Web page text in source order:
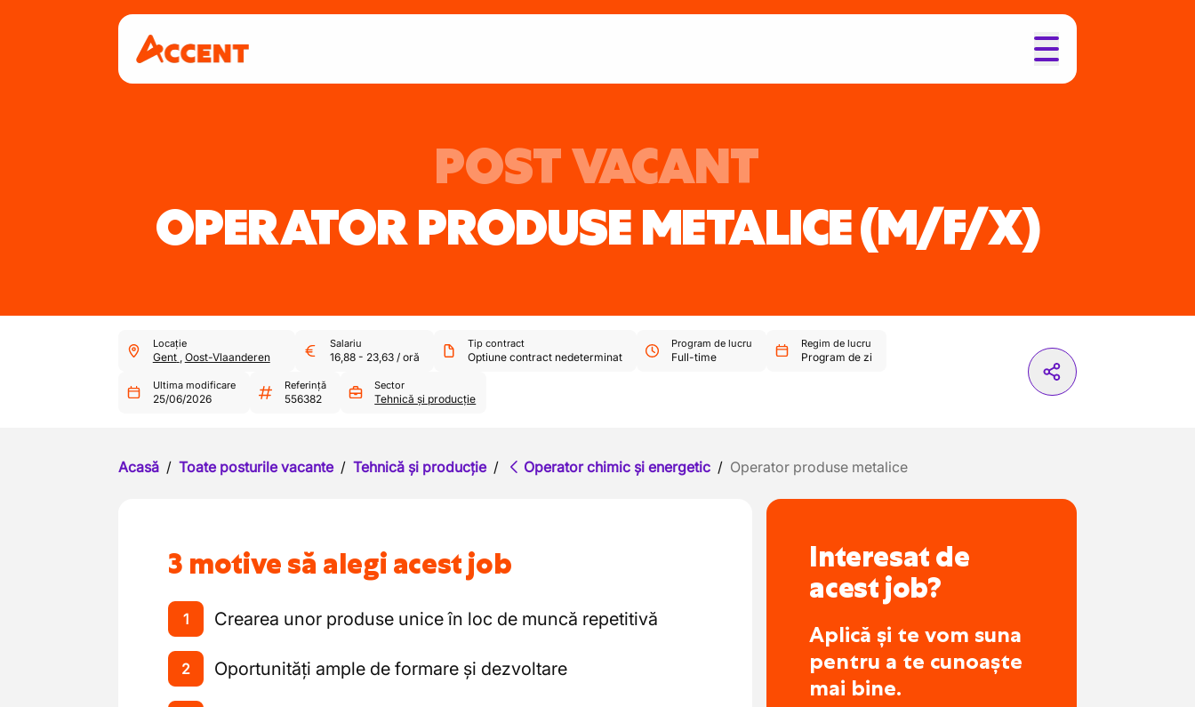
POST VACANT
OPERATOR PRODUSE METALICE(M/F/X)
Locație
Gent , Oost-Vlaanderen
Salariu
16,88- 23,63/ oră
Tip contract
Optiune contract nedeterminat
Program de lucru
Full-time
Regim de lucru
Program de zi
Ultima modificare
25/06/2026
Referință
556382
Sector
Tehnică și producție
Acasă / Toate posturile vacante / Tehnică și producție / Operator chimic și energetic / Operator produse metalice
3 motive să alegi acest job
1 Crearea unor produse unice în loc de muncă repetitivă
2 Oportunități ample de formare și dezvoltare
Interesat de
acest job?
Aplică și te vom suna
pentru a te cunoaște
mai bine.